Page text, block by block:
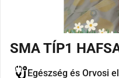
SMA TÍP1
Egészség és Orvosi